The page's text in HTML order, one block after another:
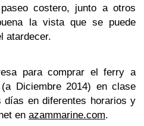
costero, junto a otros
la vista que se puede
atardecer.
para comprar el ferry a
Diciembre 2014) en clase
días en diferentes horarios y
en azammarine.com.